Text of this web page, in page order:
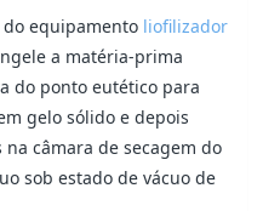
equipamento liofilizador
a matéria-prima
do ponto eutético para
gelo sólido e depois
câmara de secagem do
sob estado de vácuo de